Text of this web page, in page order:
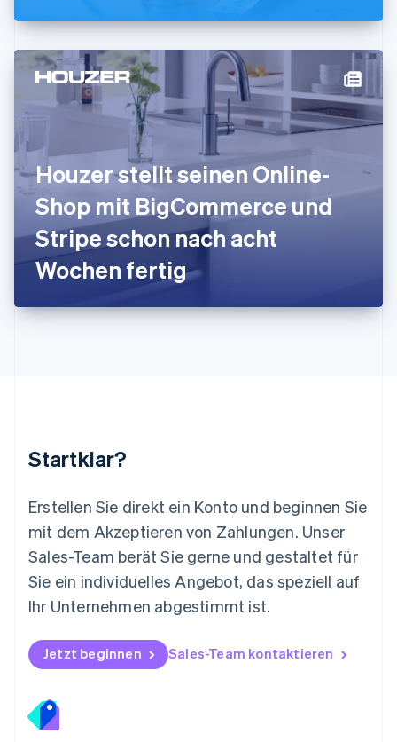
Houzer stellt seinen Online-
Shop mit BigCommerce und
Stripe schon nach acht
Wochen fertig
Startklar?
Erstellen Sie direkt ein Konto und beginnen Sie
mit dem Akzeptieren von Zahlungen. Unser
Sales-Team berät Sie gerne und gestaltet für
Sie ein individuelles Angebot, das speziell auf
Ihr Unternehmen abgestimmt ist.
Jetzt beginnen Sales-Team kontaktieren
Japan
日本語English
Kanada
EnglishFrançais
Kroatien
English
Liechtenstein
Litauen
English
Luxemburg
Français DeutschEnglish
Malaysia
Malta
Nederlands English
Norwegen
Österreich
Polen
English
Portugal
Português English
Rumänien
Schweden
Svenska English
Deutsch
Singapur
English